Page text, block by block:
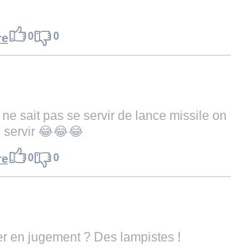
0 0
ne sait pas se servir de lance missile on
servir 😂😂😂
0 0
en jugement ? Des lampistes !